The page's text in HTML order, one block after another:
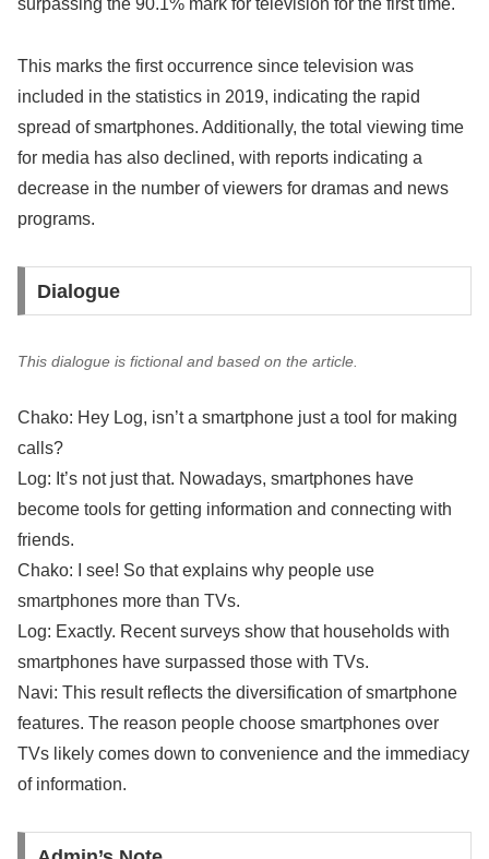
surpassing the 90.1% mark for television for the first time.
This marks the first occurrence since television was
included in the statistics in 2019, indicating the rapid
spread of smartphones. Additionally, the total viewing time
for media has also declined, with reports indicating a
decrease in the number of viewers for dramas and news
programs.
Dialogue
This dialogue is fictional and based on the article.
Chako: Hey Log, isn’t a smartphone just a tool for making
calls?
Log: It’s not just that. Nowadays, smartphones have
become tools for getting information and connecting with
friends.
Chako: I see! So that explains why people use
smartphones more than TVs.
Log: Exactly. Recent surveys show that households with
smartphones have surpassed those with TVs.
Navi: This result reflects the diversification of smartphone
features. The reason people choose smartphones over
TVs likely comes down to convenience and the immediacy
of information.